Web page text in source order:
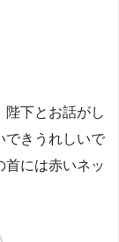
陛下とお話がし
できうれしいで
首には赤いネッ